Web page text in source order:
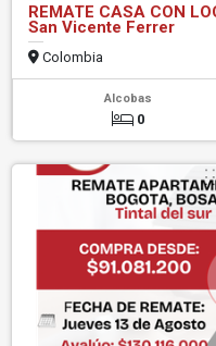
REMATE CASA CON
San Vicente Ferrer
Colombia
Alcobas
0